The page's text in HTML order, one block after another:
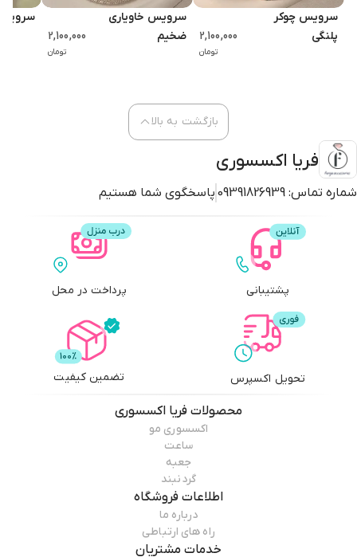
سرویس چوکر
پلنگی
2,100,000
تومان
سرویس خاویاری
ضخیم
2,100,000
تومان
سرویس
فریا اکسسوری
شماره تماس: 09391826939 پاسخگوی شما هستیم
بازگشت به بالا
پشتیبانی پرداخت در محل
تحویل اکسپرس تضمین کیفیت
محصولات فریا اکسسوری
اکسسوری مو
ساعت
جعبه
گردنبند
اطلاعات فروشگاه
درباره ما
راه های ارتباطی
خدمات مشتریان